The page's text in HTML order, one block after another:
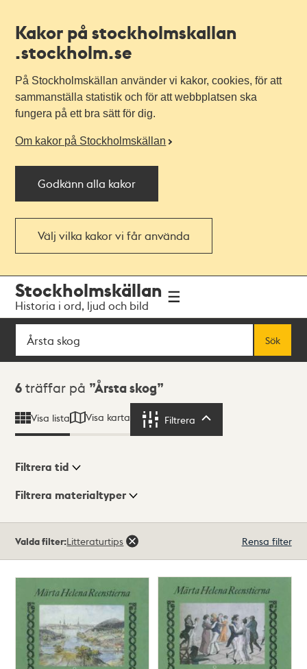
Kakor på stockholmskallan
.stockholm.se
På Stockholmskällan använder vi kakor, cookies, för att
sammanställa statistik och för att webbplatsen ska
fungera på ett bra sätt för dig.
Om kakor på Stockholmskällan
Godkänn alla kakor
Välj vilka kakor vi får använda
navigationen
huvudinnehållet
Stockholmskällan
Historia i ord, ljud och bild
Sök
Sök
Sökresultat
6 träffar på Årsta skog
Visa lista Visa karta Filtrera
Visningsläge
Filtrera tid
Filtrera materialtyper
träffar
Valda filter:Litteraturtips Rensa filter